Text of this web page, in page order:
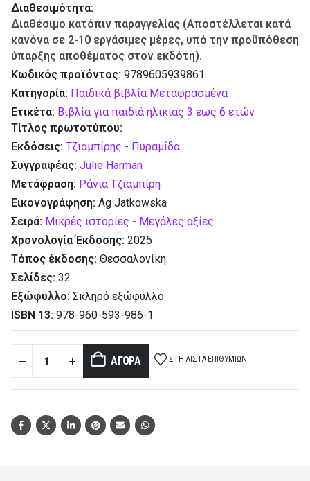
Διαθεσιμότητα:
Διαθέσιμο κατόπιν παραγγελίας (Αποστέλλεται κατά
κανόνα σε 2-10 εργάσιμες μέρες, υπό την προϋπόθεση
ύπαρξης αποθέματος στον εκδότη).
Κωδικός προϊόντος: 9789605939861
Κατηγορία: Παιδικά βιβλία Μεταφρασμένα
Ετικέτα: Βιβλία για παιδιά ηλικίας 3 έως 6 ετών
Τίτλος πρωτοτύπου:
Εκδόσεις: Τζιαμπίρης - Πυραμίδα
Συγγραφέας: Julie Harman
Μετάφραση: Ράνια Τζιαμπίρη
Εικονογράφηση: Ag Jatkowska
Σειρά: Μικρές ιστορίες - Μεγάλες αξίες
Χρονολογία Έκδοσης: 2025
Τόπος έκδοσης: Θεσσαλονίκη
Σελίδες: 32
Εξώφυλλο: Σκληρό εξώφυλλο
ISBN 13: 978-960-593-986-1
ΑΓΟΡΆ ΣΤΗ ΛΊΣΤΑ ΕΠΙΘΥΜΙΏΝ